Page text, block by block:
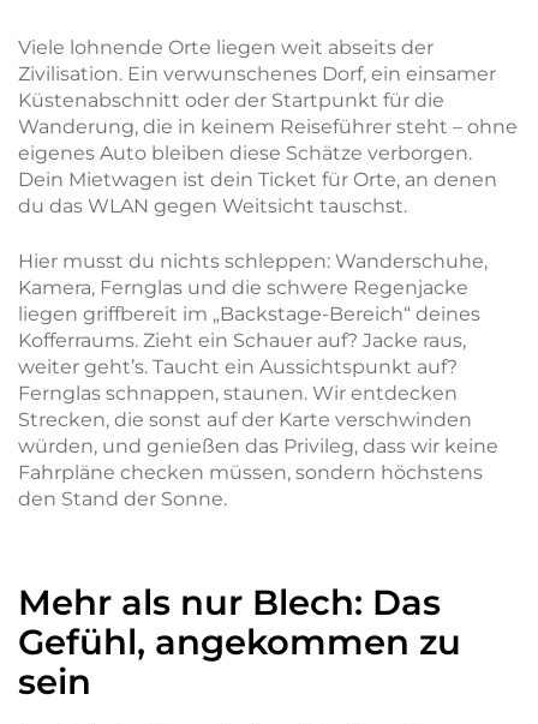
Viele lohnende Orte liegen weit abseits der
Zivilisation. Ein verwunschenes Dorf, ein einsamer
Küstenabschnitt oder der Startpunkt für die
Wanderung, die in keinem Reiseführer steht – ohne
eigenes Auto bleiben diese Schätze verborgen.
Dein Mietwagen ist dein Ticket für Orte, an denen
du das WLAN gegen Weitsicht tauschst.
Hier musst du nichts schleppen: Wanderschuhe,
Kamera, Fernglas und die schwere Regenjacke
liegen griffbereit im „Backstage-Bereich“ deines
Kofferraums. Zieht ein Schauer auf? Jacke raus,
weiter geht’s. Taucht ein Aussichtspunkt auf?
Fernglas schnappen, staunen. Wir entdecken
Strecken, die sonst auf der Karte verschwinden
würden, und genießen das Privileg, dass wir keine
Fahrpläne checken müssen, sondern höchstens
den Stand der Sonne.
Mehr als nur Blech: Das
Gefühl, angekommen zu
sein